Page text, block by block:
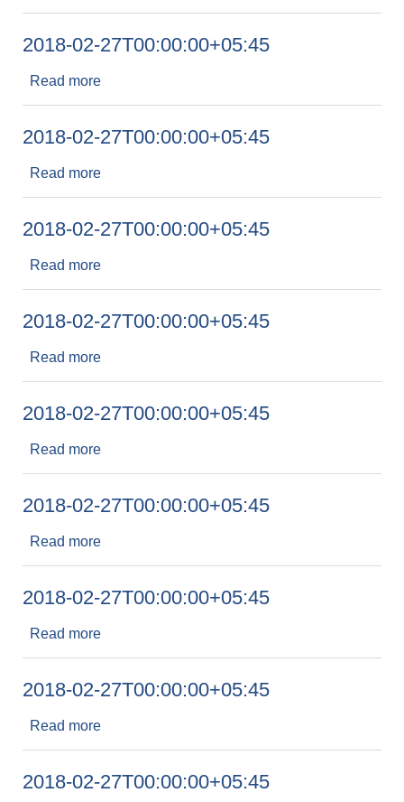
2018-02-27T00:00:00+05:45
Read more
2018-02-27T00:00:00+05:45
Read more
2018-02-27T00:00:00+05:45
Read more
2018-02-27T00:00:00+05:45
Read more
2018-02-27T00:00:00+05:45
Read more
2018-02-27T00:00:00+05:45
Read more
2018-02-27T00:00:00+05:45
Read more
2018-02-27T00:00:00+05:45
Read more
2018-02-27T00:00:00+05:45